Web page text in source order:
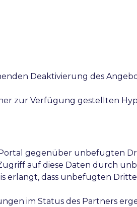
Deaktivierung des
zur Verfügung gestellten
gegenüber unbefugten
auf diese Daten durch
erlangt, dass unbefugten
im Status des Partners